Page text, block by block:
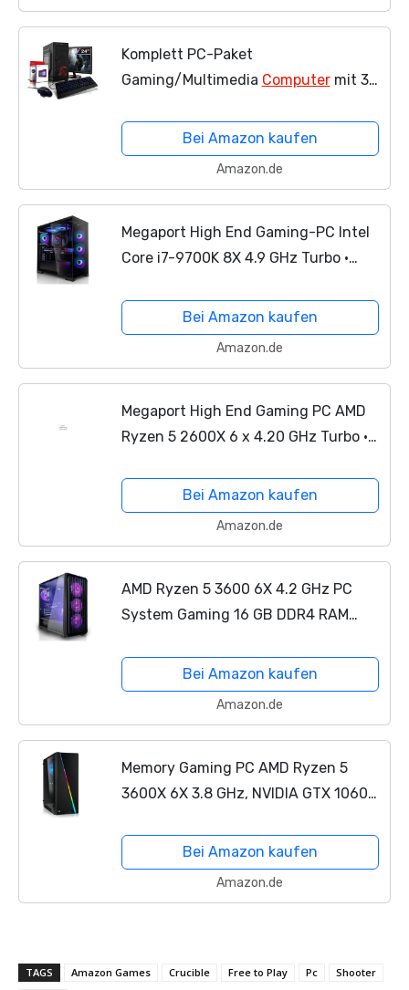
Komplett PC-Paket
Gaming/Multimedia Computermit 3
4x3.4 GHz | 16GB DDR4 | 256 GB SSD |
2TB | USB3 | WiFi | DVD±RW | Win10
Bei Amazon kaufen
Amazon.de
Megaport High End Gaming-PC Intel
Core i7-9700K 8X 4.9 GHz Turbo •
480 GB SSD • 16GB DDR4 3000 •
Windows 10 • 1TB • WLAN
Bei Amazon kaufen
Amazon.de
Megaport High End Gaming PC AMD
Ryzen 5 2600X 6 x 4.20 GHz Turbo •
240GB SSD • 1000GB Festplatte •
16GB DDR4 RAM • Windows 10 •...
Bei Amazon kaufen
Amazon.de
AMD Ryzen 5 3600 6X 4.2 GHz PC
System Gaming 16 GB DDR4 RAM
NVIDIA GeForce GTX 1660 6GB 4K Win
10
Bei Amazon kaufen
Amazon.de
Memory Gaming PC AMD Ryzen 5
3600X 6X 3.8 GHz, NVIDIA GTX 1060
Windows 10 Pro 64bit
Bei Amazon kaufen
Amazon.de
TAGS Amazon Games Crucible Free to Play Pc
Shooter